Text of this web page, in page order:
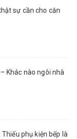
sự cần cho căn
Khác nào ngôi nhà
phụ kiện bếp là